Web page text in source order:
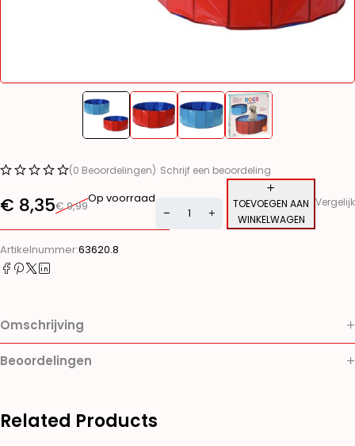
(0 Beoordelingen) Schrijf een beoordeling
€9,99
€ 8,35 Op voorraad
TOEVOEGEN AAN
WINKELWAGEN
Alternative:
Vergelijk
Artikelnummer:63620.8
Omschrijving
Beoordelingen
Related Products